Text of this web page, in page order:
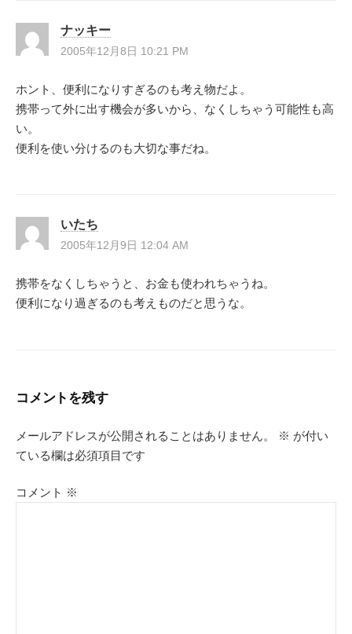
ゲ
ー
シ
ョ
ン
ナッキー
2005年12月8日 10:21 PM
ホント、便利になりすぎるのも考え物だよ。
携帯って外に出す機会が多いから、なくしちゃう可能性も高
い。
便利を使い分けるのも大切な事だね。
いたち
2005年12月9日 12:04 AM
携帯をなくしちゃうと、お金も使われちゃうね。
便利になり過ぎるのも考えものだと思うな。
コメントを残す
メールアドレスが公開されることはありません。 ※ が付い
ている欄は必須項目です
コメント ※